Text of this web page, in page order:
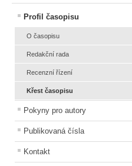
Profil časopisu
O časopisu
Redakční rada
Recenzní řízení
Křest časopisu
Pokyny pro autory
Publikovaná čísla
Kontakt